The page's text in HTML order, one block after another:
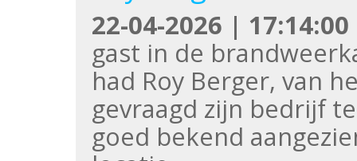
22-04-2026 | 17:14:00
gast in de
had Roy Berger, van
gevraagd zijn bedrijf
goed bekend